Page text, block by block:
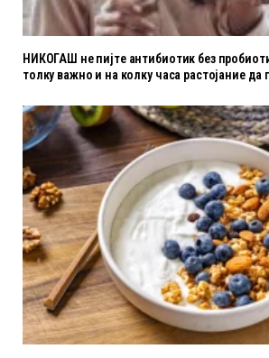
НИКОГАШ не пијте антибиотик без
толку важно и на колку часа растојание да